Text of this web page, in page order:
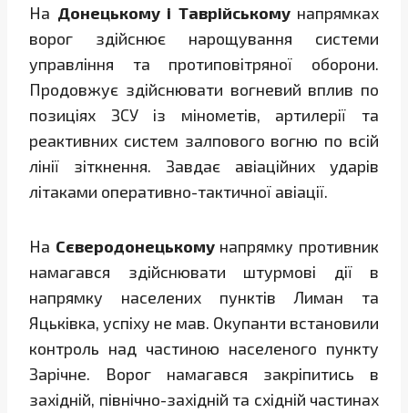
На Донецькому і Таврійськомунапрямках
ворог здійснює нарощування системи
управління та протиповітряної оборони.
Продовжує здійснювати вогневий вплив по
позиціях ЗСУ із мінометів, артилерії та
реактивних систем залпового вогню по всій
лінії зіткнення. Завдає авіаційних ударів
літаками оперативно-тактичної авіації.
На Сєверодонецькомунапрямку противник
намагався здійснювати штурмові дії в
напрямку населених пунктів Лиман та
Яцьківка, успіху не мав. Окупанти встановили
контроль над частиною населеного пункту
Зарічне. Ворог намагався закріпитись в
західній, північно-західній та східній частинах